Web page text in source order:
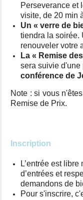
Perseverance et
visite, de 20 min
Un « verre de
tiendra la soirée.
renouveler votre
La « Remise
sera suivie d'une
conférence de
Note : si vous
Remise de Prix.
Inscription
L’entrée est
d’entrées et
demandons de
Pour s'inscrire,